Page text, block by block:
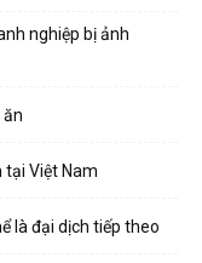
nghiệp bị ảnh
tại Việt Nam
là đại dịch tiếp theo